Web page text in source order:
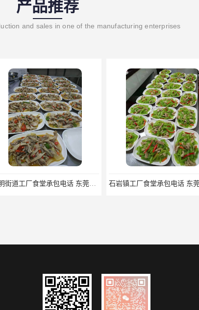
产品推荐
and sales in one of the manufacturing enterprises
公明街道工厂食堂承包电话 东莞市食安膳食管理服务有限公司